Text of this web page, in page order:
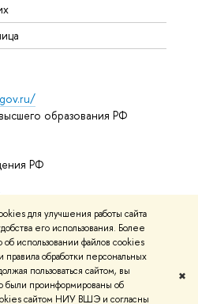
для улучшения работы сайта
его использования. Более
использовании файлов cookies
правила обработки персональных
пользоваться сайтом, вы
были проинформированы об
сайтом НИУ ВШЭ и согласны
✖
образования РФ
РФ
курсы
и контактыУсловия
Политика конфиденциальности